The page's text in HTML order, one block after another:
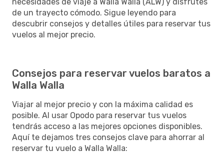
de un trayecto cómodo. Sigue leyendo para
descubrir consejos y detalles útiles para reservar tus
vuelos al mejor precio.
Consejos para reservar vuelos baratos a
Walla Walla
Viajar al mejor precio y con la máxima calidad es
posible. Al usar Opodo para reservar tus vuelos
tendrás acceso a las mejores opciones disponibles.
Aquí te dejamos tres consejos clave para ahorrar al
reservar tu vuelo a Walla Walla: